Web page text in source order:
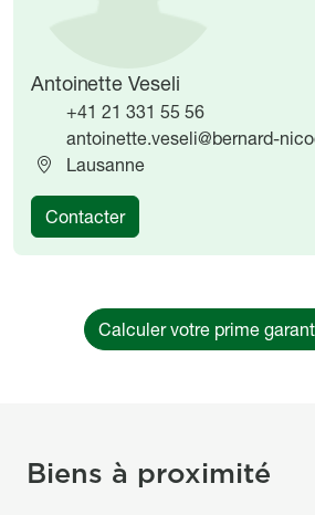
Antoinette Veseli
+41 21 331 55 56
antoinette.veseli@bernard-
Lausanne
Contacter
Calculer votre prime
Biens à proximité